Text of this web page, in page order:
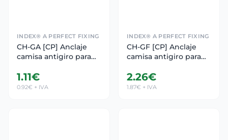
INDEX® A PERFECT FIXING
CH-GA [CP] Anclaje
camisa antigiro para
Gancho
1.11€
0.92€ + IVA
INDEX® A PERFECT FIXING
CH-GF [CP] Anclaje
camisa antigiro para
Gancho forjado
2.26€
1.87€ + IVA